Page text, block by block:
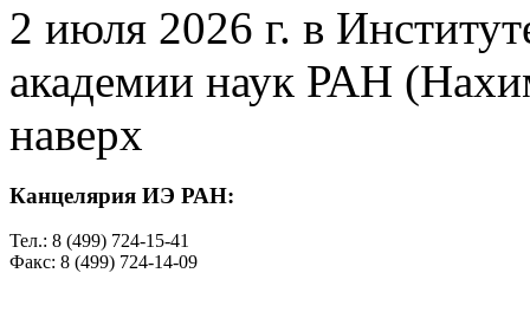
2 июля 2026 г. в
академии наук РАН
наверх
Канцелярия ИЭ РАН:
Тел.: 8 (499) 724-15-41
Факс: 8 (499) 724-14-09